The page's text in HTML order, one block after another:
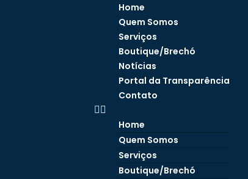
Home
Quem Somos
Serviços
Boutique/Brechó
Notícias
Portal da Transparência
Contato
Home
Quem Somos
Serviços
Boutique/Brechó